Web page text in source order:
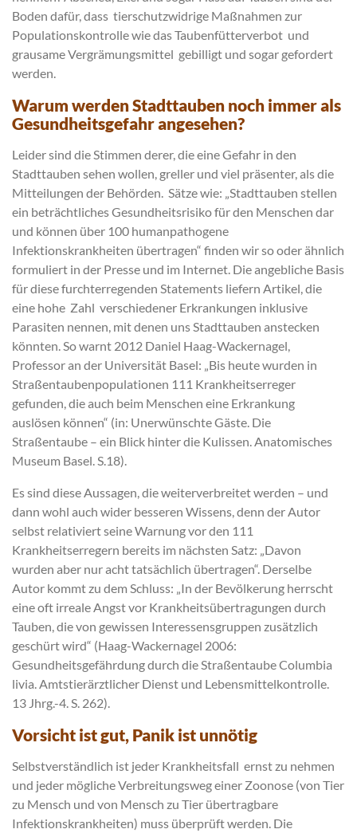
Boden dafür, dass tierschutzwidrige Maßnahmen zur
Populationskontrolle wie das Taubenfütterverbot und
grausame Vergrämungsmittel gebilligt und sogar gefordert
werden.
Warum werden Stadttauben noch immer als
Gesundheitsgefahr angesehen?
Leider sind die Stimmen derer, die eine Gefahr in den
Stadttauben sehen wollen, greller und viel präsenter, als die
Mitteilungen der Behörden. Sätze wie: „Stadttauben stellen
ein beträchtliches Gesundheitsrisiko für den Menschen dar
und können über 100 humanpathogene
Infektionskrankheiten übertragen“ finden wir so oder ähnlich
formuliert in der Presse und im Internet. Die angebliche Basis
für diese furchterregenden Statements liefern Artikel, die
eine hohe Zahl verschiedener Erkrankungen inklusive
Parasiten nennen, mit denen uns Stadttauben anstecken
könnten. So warnt 2012 Daniel Haag-Wackernagel,
Professor an der Universität Basel: „Bis heute wurden in
Straßentaubenpopulationen 111 Krankheitserreger
gefunden, die auch beim Menschen eine Erkrankung
auslösen können“ (in: Unerwünschte Gäste. Die
Straßentaube – ein Blick hinter die Kulissen. Anatomisches
Museum Basel. S.18).
Es sind diese Aussagen, die weiterverbreitet werden – und
dann wohl auch wider besseren Wissens, denn der Autor
selbst relativiert seine Warnung vor den 111
Krankheitserregern bereits im nächsten Satz: „Davon
wurden aber nur acht tatsächlich übertragen“. Derselbe
Autor kommt zu dem Schluss: „In der Bevölkerung herrscht
eine oft irreale Angst vor Krankheitsübertragungen durch
Tauben, die von gewissen Interessensgruppen zusätzlich
geschürt wird“ (Haag-Wackernagel 2006:
Gesundheitsgefährdung durch die Straßentaube Columbia
livia. Amtstierärztlicher Dienst und Lebensmittelkontrolle.
13 Jhrg.-4. S. 262).
Vorsicht ist gut, Panik ist unnötig
Selbstverständlich ist jeder Krankheitsfall ernst zu nehmen
und jeder mögliche Verbreitungsweg einer Zoonose (von Tier
zu Mensch und von Mensch zu Tier übertragbare
Infektionskrankheiten) muss überprüft werden. Die